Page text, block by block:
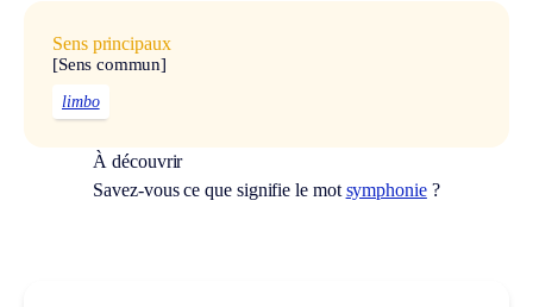
Sens principaux
[Sens commun]
limbo
À découvrir
Savez-vous ce que signifie le mot symphonie?